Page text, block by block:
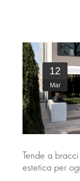
12
Mar
Tende a
estetica per